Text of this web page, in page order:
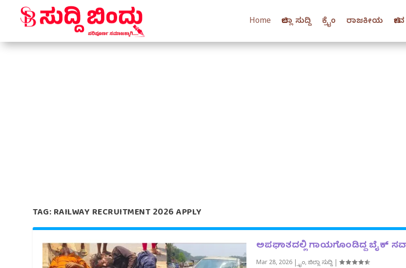
Home ಜಿಲ್ಲಾ ಸುದ್ದಿ ಕ್ರೈಂ ರಾಜಕೀಯ
TAG:RAILWAY RECRUITMENT 2026 APPLY
ಅಪಘಾತದಲ್ಲಿ ಗಾಯಗೊಂಡಿದ್ದ ಬೈಕ್
Mar 28, 2026|ಕ್ರೈಂ,ಜಿಲ್ಲಾ ಸುದ್ದಿ|